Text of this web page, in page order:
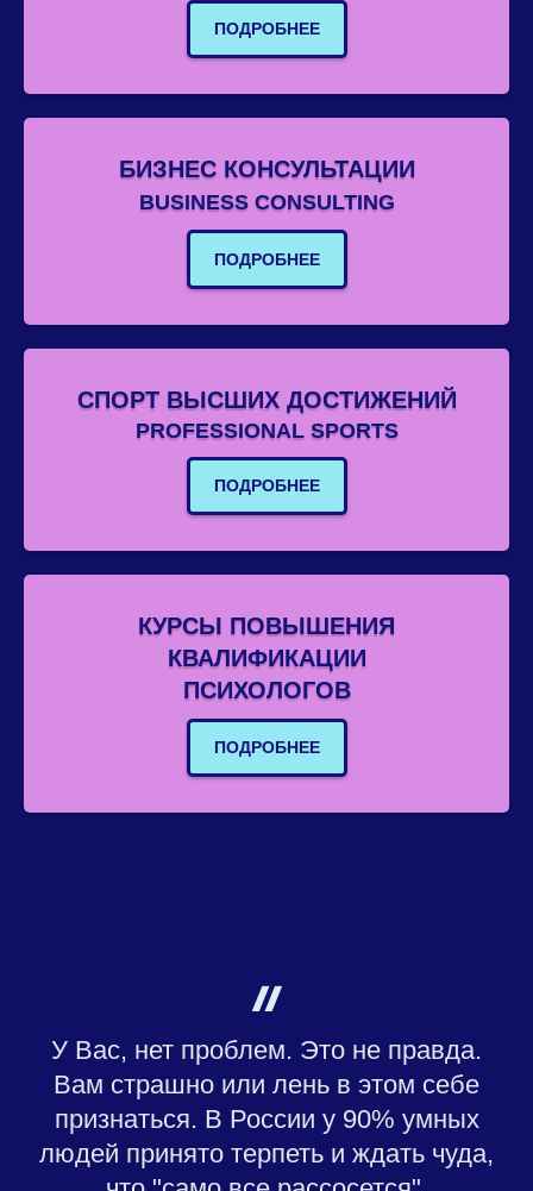
ПОДРОБНЕЕ
БИЗНЕС КОНСУЛЬТАЦИИ
BUSINESS CONSULTING
ПОДРОБНЕЕ
СПОРТ ВЫСШИХ ДОСТИЖЕНИЙ
PROFESSIONAL SPORTS
ПОДРОБНЕЕ
КУРСЫ ПОВЫШЕНИЯ
КВАЛИФИКАЦИИ
ПСИХОЛОГОВ
ПОДРОБНЕЕ
У Вас, нет проблем. Это не правда.
Вам страшно или лень в этом себе
признаться. В России у 90% умных
людей принято терпеть и ждать чуда,